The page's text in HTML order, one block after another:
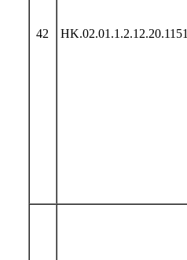
42 HK.02.01.1.2.12.20.1151